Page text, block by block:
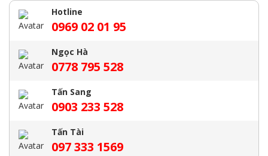
Hotline
0969 02 01 95
Ngọc Hà
0778 795 528
Tấn Sang
0903 233 528
Tấn Tài
097 333 1569